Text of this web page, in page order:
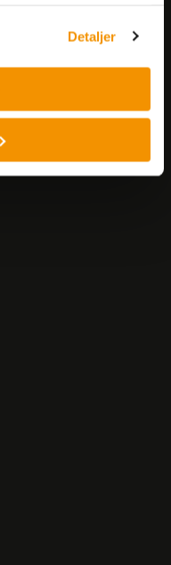
Detaljer